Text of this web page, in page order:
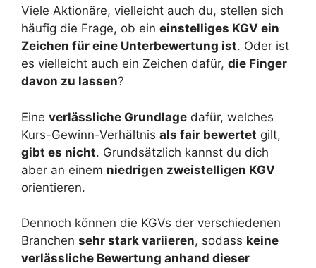
Viele Aktionäre, vielleicht auch du, stellen sich
häufig die Frage, ob ein einstelliges KGV ein
Zeichen für eine Unterbewertung ist. Oder ist
es vielleicht auch ein Zeichen dafür, die Finger
davon zu lassen?
Eine verlässliche Grundlage dafür, welches
Kurs-Gewinn-Verhältnis als fair bewertet gilt,
gibt es nicht. Grundsätzlich kannst du dich
aber an einem niedrigen zweistelligen KGV
orientieren.
Dennoch können die KGVs der verschiedenen
Branchen sehr stark variieren, sodass keine
verlässliche Bewertung anhand dieser